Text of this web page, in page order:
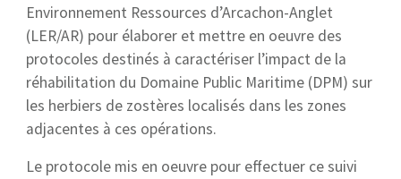
Environnement Ressources d’Arcachon-Anglet
(LER/AR) pour élaborer et mettre en oeuvre des
protocoles destinés à caractériser l’impact de la
réhabilitation du Domaine Public Maritime (DPM) sur
les herbiers de zostères localisés dans les zones
adjacentes à ces opérations.
Le protocole mis en oeuvre pour effectuer ce suivi